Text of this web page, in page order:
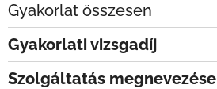
Gyakorlat összesen
Gyakorlati vizsgadíj
Szolgáltatás megnevezése